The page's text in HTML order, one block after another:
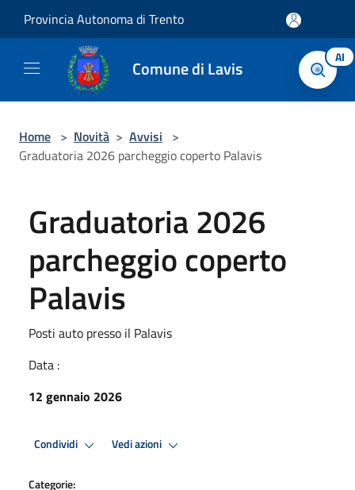
Provincia Autonoma di Trento
Comune di Lavis AI
Home > Novità > Avvisi >
Graduatoria 2026 parcheggio coperto Palavis
Graduatoria 2026
parcheggio coperto
Palavis
Posti auto presso il Palavis
Data :
12 gennaio 2026
Condividi Vedi azioni
Categorie: